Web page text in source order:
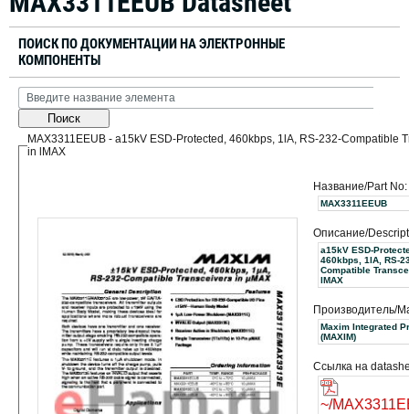
ПОИСК ПО ДОКУМЕНТАЦИИ НА ЭЛЕКТРОННЫЕ
КОМПОНЕНТЫ
Поиск
MAX3311EEUB - a15kV ESD-Protected, 460kbps, 1lA, RS-232-Compatible
in lMAX
Название/Part No:
MAX3311EEUB
Описание/
a15kV ESD-
460kbps, 1lA, RS-
Compatible
lMAX
Производитель/
Maxim Integrated
(MAXIM)
Ссылка на
~/